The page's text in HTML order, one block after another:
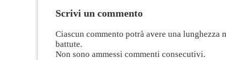
Scrivi un commento
Ciascun commento potrà avere una lunghezza
battute.
Non sono ammessi commenti consecutivi.